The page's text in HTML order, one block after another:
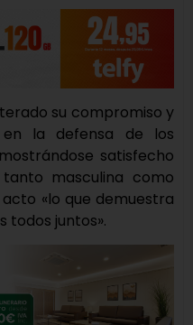
su compromiso y
la defensa de los
satisfecho
masculina como
«lo que demuestra
todos juntos».